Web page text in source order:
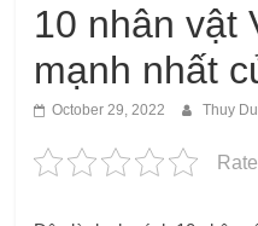
10 nhân vật
mạnh nhất
October 29, 2022 Thuy